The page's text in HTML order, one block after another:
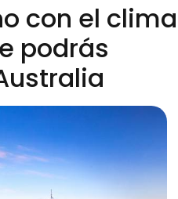
con el clima
podrás